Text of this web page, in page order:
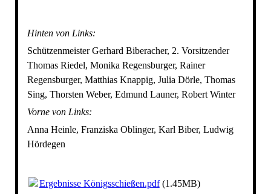
Hinten von Links:
Schützenmeister Gerhard Biberacher, 2. Vorsitzender
Thomas Riedel, Monika Regensburger, Rainer
Regensburger, Matthias Knappig, Julia Dörle, Thomas
Sing, Thorsten Weber, Edmund Launer, Robert Winter
Vorne von Links:
Anna Heinle, Franziska Oblinger, Karl Biber, Ludwig
Hördegen
Ergebnisse Königsschießen.pdf(1.45MB)